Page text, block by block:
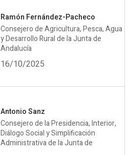
Ramón Fernández-Pacheco
Consejero de Agricultura, Pesca, Agua
y Desarrollo Rural de la Junta de
Andalucía
16/10/2025
Antonio Sanz
Consejero de la Presidencia, Interior,
Diálogo Social y Simplificación
Administrativa de la Junta de